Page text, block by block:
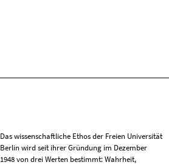
Das wissenschaftliche Ethos der Freien Universität
Berlin wird seit ihrer Gründung im Dezember
1948 von drei Werten bestimmt: Wahrheit,